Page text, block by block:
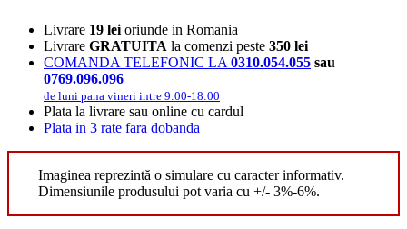
Livrare 19 lei oriunde in Romania
Livrare GRATUITA la comenzi peste 350 lei
COMANDA TELEFONIC LA 0310.054.055 sau
0769.096.096
de luni pana vineri intre 9:00-18:00
Plata la livrare sau online cu cardul
Plata in 3 rate fara dobanda
Imaginea reprezintă o simulare cu caracter informativ.
Dimensiunile produsului pot varia cu +/- 3%-6%.